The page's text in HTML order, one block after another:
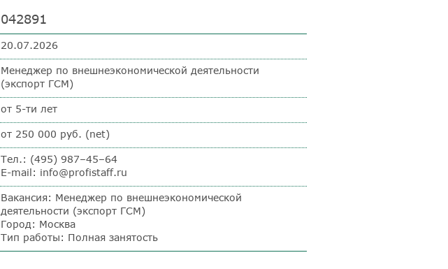
042891
20.07.2026
Менеджер по внешнеэкономической деятельности
(экспорт ГСМ)
от 5-ти лет
от 250 000 руб. (net)
Тел.: (495) 987–45–64
E-mail: info@profistaff.ru
Вакансия: Менеджер по внешнеэкономической
деятельности (экспорт ГСМ)
Город: Москва
Тип работы: Полная занятость